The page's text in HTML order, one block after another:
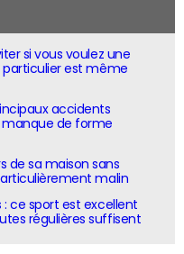
si vous voulez une
est même
accidents
manque de forme
de sa maison sans
malin
: ce sport est excellent
régulières suffisent